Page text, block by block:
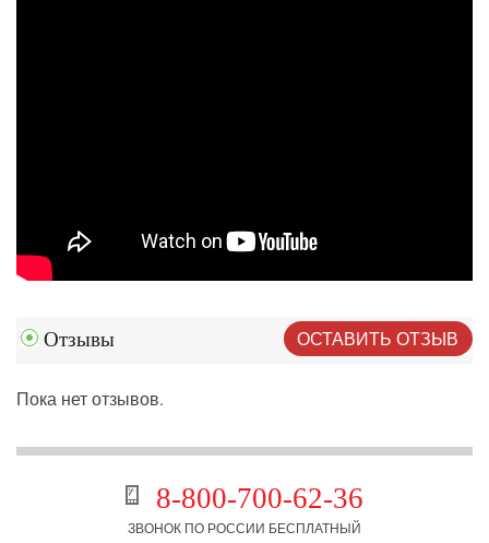
Отзывы ОСТАВИТЬ ОТЗЫВ
Пока нет отзывов.
8-800-700-62-36
ЗВОНОК ПО РОССИИ БЕСПЛАТНЫЙ